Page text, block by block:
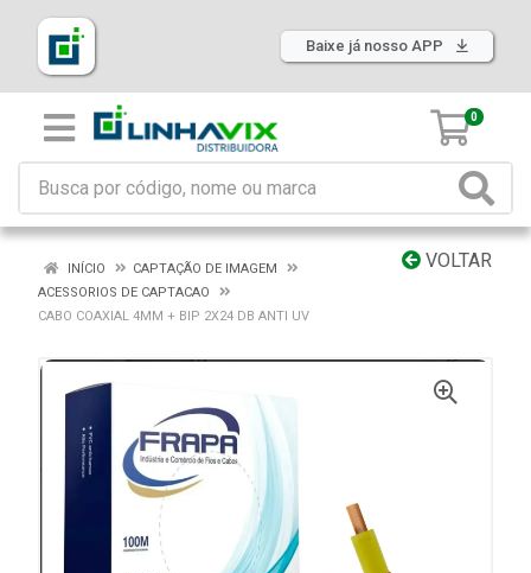
Baixe já nosso APP
0
VOLTAR
INÍCIO
CAPTAÇÃO DE IMAGEM
ACESSORIOS DE CAPTACAO
CABO COAXIAL 4MM + BIP 2X24 DB ANTI UV